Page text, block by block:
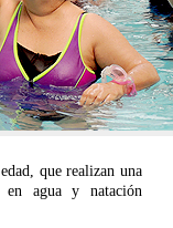
que realizan una
en agua y natación